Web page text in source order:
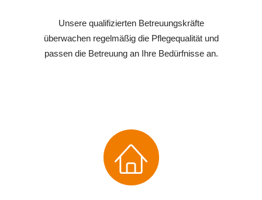
Unsere qualifizierten Betreuungskräfte
überwachen regelmäßig die Pflegequalität und
passen die Betreuung an Ihre Bedürfnisse an.